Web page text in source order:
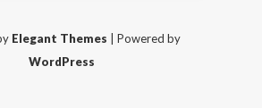
Elegant Themes | Powered by
WordPress